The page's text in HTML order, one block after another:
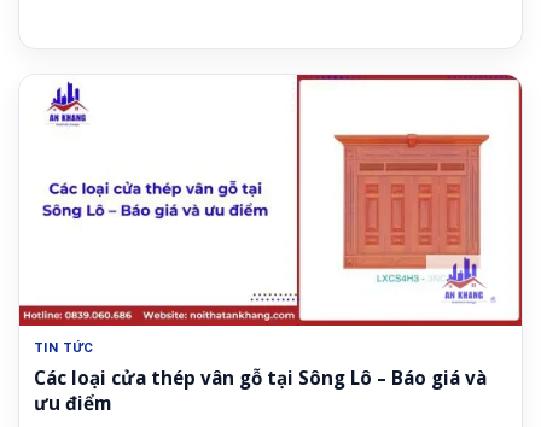
TIN TỨC
Các loại cửa thép vân gỗ tại Sông Lô – Báo giá và
ưu điểm